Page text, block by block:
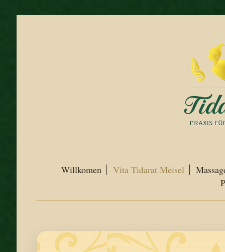
Willkomen Vita Tidarat Meisel